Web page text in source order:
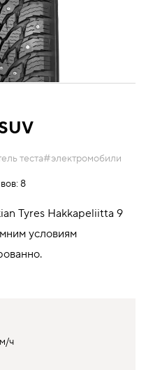
теста#электромобили
8
Tyres Hakkapeliitta 9
условиям
ч